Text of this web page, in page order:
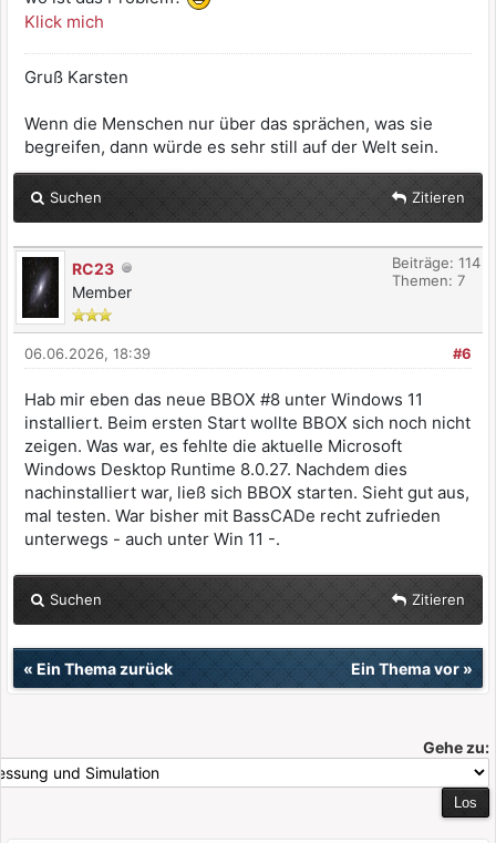
Klick mich
Gruß Karsten
Wenn die Menschen nur über das sprächen, was sie
begreifen, dann würde es sehr still auf der Welt sein.
Suchen Zitieren
RC23
Member
Beiträge: 114
Themen: 7
#6
06.06.2026, 18:39
Hab mir eben das neue BBOX #8 unter Windows 11
installiert. Beim ersten Start wollte BBOX sich noch nicht
zeigen. Was war, es fehlte die aktuelle Microsoft
Windows Desktop Runtime 8.0.27. Nachdem dies
nachinstalliert war, ließ sich BBOX starten. Sieht gut aus,
mal testen. War bisher mit BassCADe recht zufrieden
unterwegs - auch unter Win 11 -.
Suchen Zitieren
« Ein Thema zurück Ein Thema vor»
Gehe zu: